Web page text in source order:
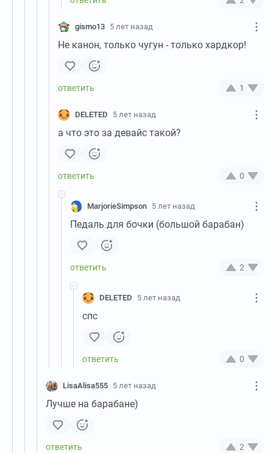
gismo13 5 лет назад
Не канон, только чугун - только хардкор!
1
DELETED 5 лет назад
а что это за девайс такой?
0
MarjorieSimpson 5 лет назад
Педаль для бочки (большой барабан)
2
DELETED 5 лет назад
спс
0
LisaAlisa555 5 лет назад
Лучше на барабане)
2